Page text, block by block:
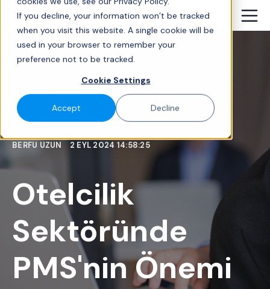
If you decline, your information won’t be tracked
when you visit this website. A single cookie will be
used in your browser to remember your
preference not to be tracked.
Cookie Settings
Accept Decline
BERFU UZUN 2 EYL 2024 14:58:25
Otelcilik
Sektöründe
PMS'nin Önemi